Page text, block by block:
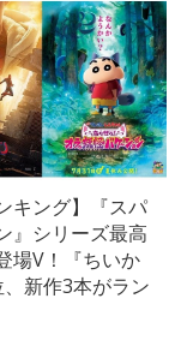
キング】『スパ
』シリーズ最高
場V！『ちいか
新作3本がラン